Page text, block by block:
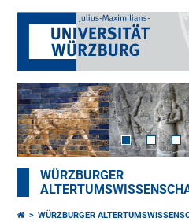
WÜRZBURGER
WÜRZBURGER